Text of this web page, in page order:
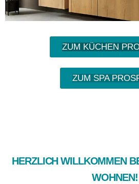
ZUM KÜCHEN
ZUM SPA
HERZLICH WILLKOMMEN
WOHNEN!